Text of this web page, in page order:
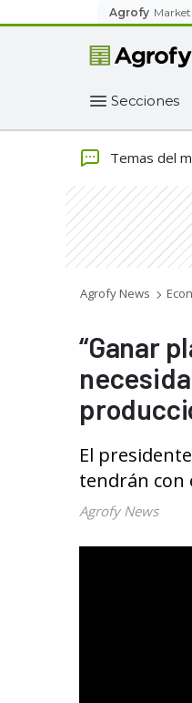
Agrofy Market
Secciones
Temas del
Agrofy News
“Ganar
El
tendrán con
Agrofy News